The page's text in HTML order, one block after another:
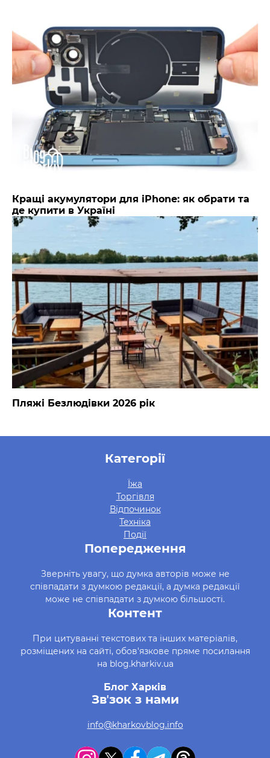
Кращі акумулятори для iPhone: як обрати та
де купити в Україні
Пляжі Безлюдівки 2026 рік
Категорії
Їжа
Торгівля
Відпочинок
Техніка
Події
Попередження
Зверніть увагу, що думка авторів може не
співпадати з думкою редакції, а думка редакції
може не співпадати з думкою більшості.
Контент
При цитуванні текстових та інших матеріалів,
розміщених на сайті, обов'язкове пряме посилання
на blog.kharkiv.ua
Блог Харків
Звʼзок з нами
info@kharkovblog.info